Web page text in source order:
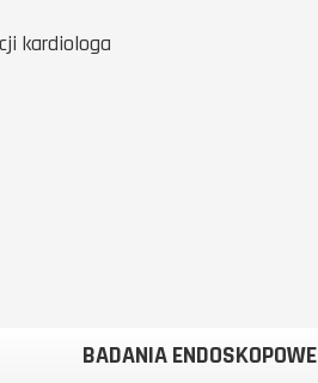
kardiologa
BADANIA ENDOSKOPOWE